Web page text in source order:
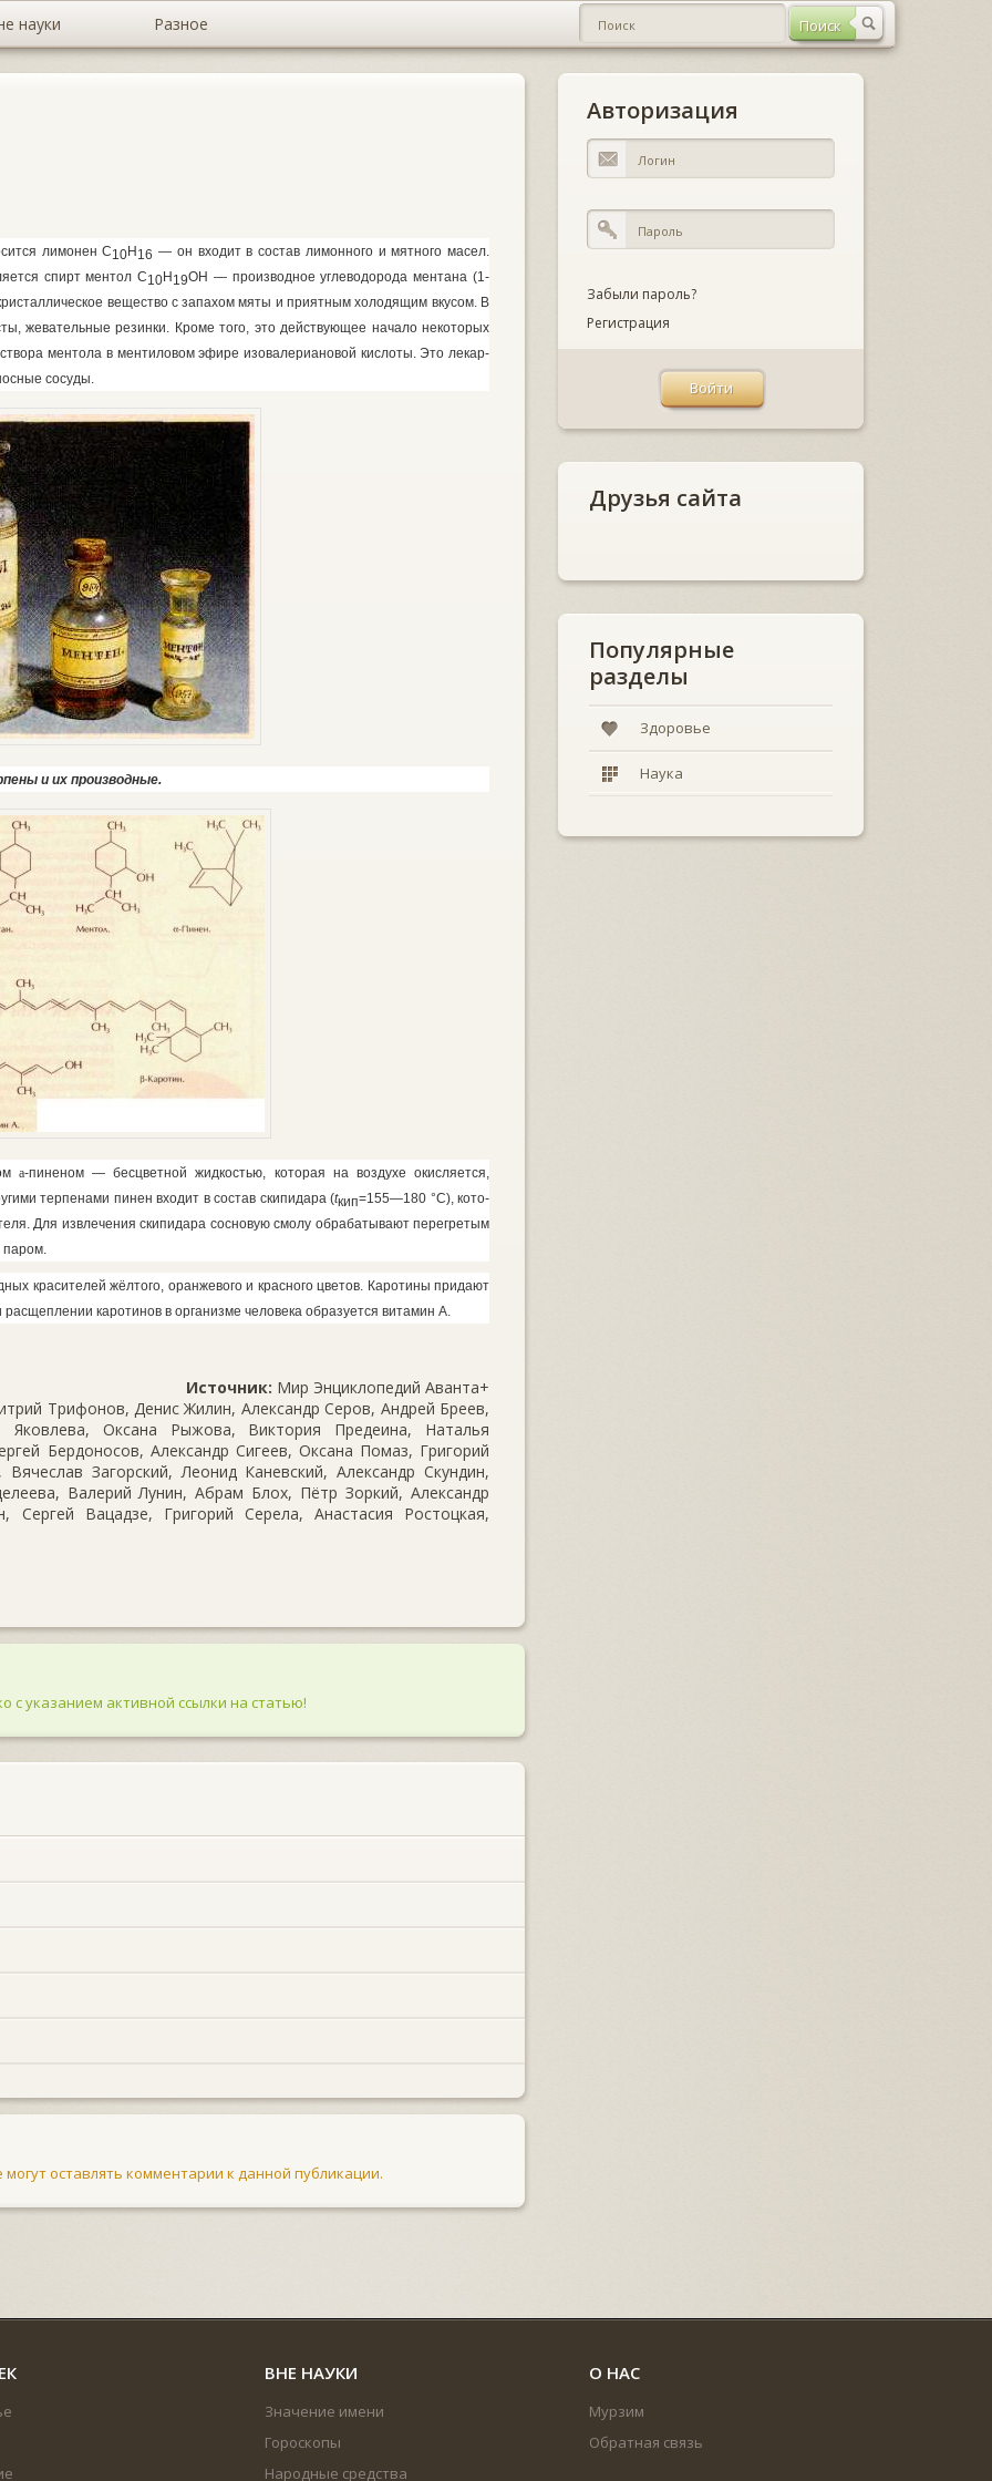
науки Разное
лимонен С10Н16 — он входит в состав лимонного и мятно­го масел.
спирт ментол С10Н19ОН — производное угле­водорода ментана (1-
вещество с запахом мяты и приятным холодящим вкусом. В
жевательные ре­зинки. Кроме того, это действующее начало некоторых
ментола в ментиловом эфире изовалериановой кислоты. Это лекар­
сосуды.
и их производные.
a-пиненом — бес­цветной жидкостью, которая на возду­хе окисляется,
терпенами пинен входит в состав скипидара (tкип=155—180 °С), кото­
Для извлечения скипидара сосновую смолу обрабатывают перегретым
красителей жёлтого, оранжевого и красного цве­тов. Каротины придают
каротинов в орга­низме человека образуется витамин А.
Источник: Мир Энциклопедий Аванта+
Трифонов, Денис Жилин, Александр Серов, Андрей Бреев,
Оксана Рыжова, Виктория Предеина, Наталья
Бердоносов, Александр Сигеев, Оксана Помаз, Григорий
Загорский, Леонид Каневский, Александр Скундин,
Валерий Лунин, Абрам Блох, Пётр Зоркий, Александр
Вацадзе, Григорий Серела, Анастасия Ростоцкая,
с указанием активной ссылки на статью!
могут оставлять комментарии к данной публикации.
Авторизация
Забыли пароль?
Регистрация
Друзья сайта
Популярные
разделы
Здоровье
Наука
ВНЕ НАУКИ
Значение имени
Гороскопы
Народные средства
О НАС
Мурзим
Обратная связь